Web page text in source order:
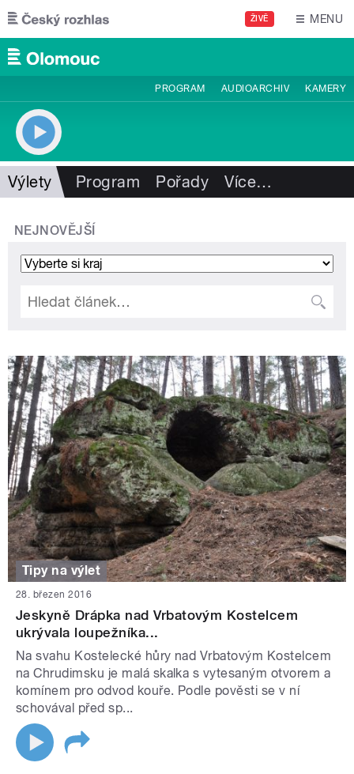
Přejít k hlavnímu obsahu
ŽIVĚ MENU
PROGRAM AUDIOARCHIV KAMERY
Výlety Program Pořady Více…
NEJNOVĚJŠÍ
Tipy na výlet
28. březen 2016
Jeskyně Drápka nad Vrbatovým Kostelcem
ukrývala loupežníka...
Na svahu Kostelecké hůry nad Vrbatovým Kostelcem
na Chrudimsku je malá skalka s vytesaným otvorem a
komínem pro odvod kouře. Podle pověsti se v ní
schovával před sp...